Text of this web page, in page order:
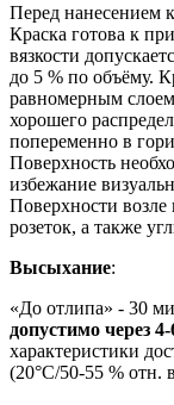
Перед нанесением
Краска готова к
вязкости
до 5 % по объёму.
равномерным
хорошего
попеременно в
Поверхность
избежание
Поверхности возле
розеток, а также
Высыхание:
«До отлипа» - 30
допустимо через
характеристики
(20°C/50-55 % отн.